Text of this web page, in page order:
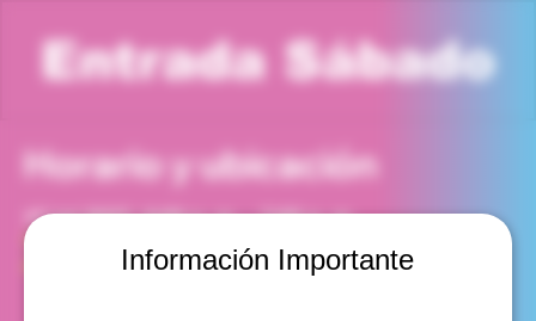
Información Importante
Entrada Sábado
Horario y ubicación
17 jul 2027, 6:00 p. m. – 7:00 p. m.
Viña del Mar, Cam. Internacional 2440, 2541754 Viña
del Mar, Valparaíso, Chile